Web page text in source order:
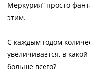
Меркурия” просто
этим.
С каждым годом
увеличивается, в
больше всего?